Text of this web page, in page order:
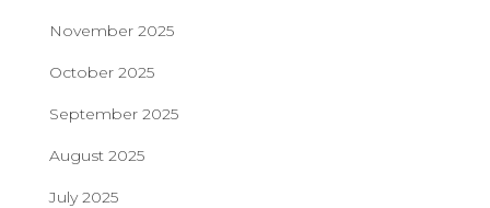
November 2025
October 2025
September 2025
August 2025
July 2025